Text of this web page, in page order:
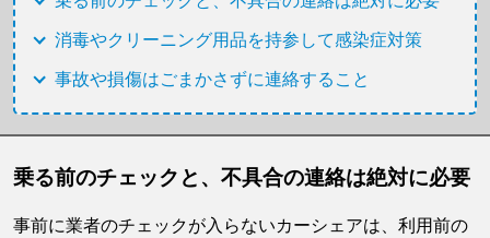
消毒やクリーニング用品を持参して感染症対策
事故や損傷はごまかさずに連絡すること
乗る前のチェックと、不具合の連絡は絶対に必要
事前に業者のチェックが入らないカーシェアは、利用前の